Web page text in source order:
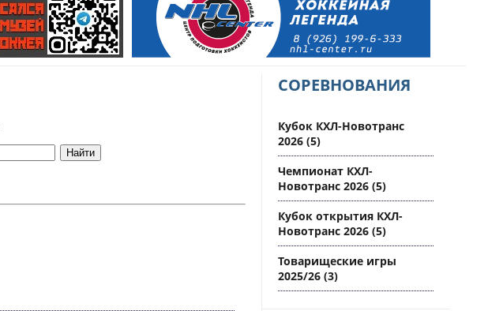
СОРЕВНОВАНИЯ
Кубок КХЛ-Новотранс
2026 (5)
Чемпионат КХЛ-
Новотранс 2026 (5)
Кубок открытия КХЛ-
Новотранс 2026 (5)
Товарищеские игры
2025/26 (3)